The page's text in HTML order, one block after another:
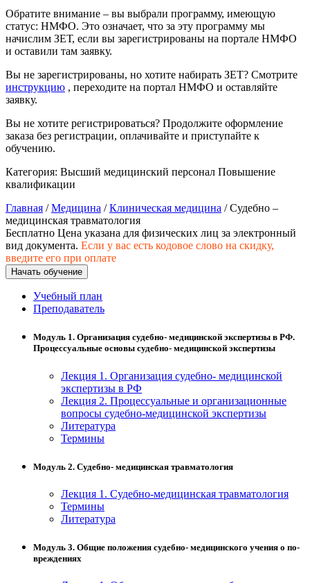
Экологическая безопасность в
промышленности
Техносферная безопасность
Безопасность труда
общественного питания в
организации
Управление административно-
хозяйственной деятельностью
Техника-технологии
Прикладная геология, горное дело,
нефтегазовое дело и геодезия
Техника и технологии наземного
транспорта
Культура и спорт
Сервис и туризм
Обратите внимание – вы выбрали программу, имеющую
статус: НМФО. Это означает, что за эту программу мы
начислим ЗЕТ, если вы зарегистрированы на портале НМФО
и оставили там заявку.
Вы не зарегистрированы, но хотите набирать ЗЕТ? Смотрите
инструкцию , переходите на портал НМФО и оставляйте
заявку.
Вы не хотите регистрироваться? Продолжите оформление
заказа без регистрации, оплачивайте и приступайте к
обучению.
Категория: Высший медицинский персонал Повышение
квалификации
Главная /Медицина /Клиническая медицина / Судебно –
медицинская травматология
Бесплатно Цена указана для физических лиц за электронный
вид документа. Если у вас есть кодовое слово на скидку,
введите его при оплате
Начать обучение
Учебный план
Преподаватель
Модуль 1. Организация судебно- медицинской экспертизы в РФ.
Процессуальные основы судебно- медицинской экспертизы
Лекция 1. Организация судебно- медицинской
экспертизы в РФ
Лекция 2. Процессуальные и организационные
вопросы судебно-медицинской экспертизы
Литература
Термины
Модуль 2. Судебно- медицинская травматология
Лекция 1. Судебно-медицинская травматология
Термины
Литература
Модуль 3. Общие положения судебно- медицинского учения о по-
вреждениях